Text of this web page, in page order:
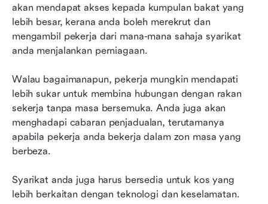
akan mendapat akses kepada kumpulan bakat yang
lebih besar, kerana anda boleh merekrut dan
mengambil pekerja dari mana-mana sahaja syarikat
anda menjalankan perniagaan.
Walau bagaimanapun, pekerja mungkin mendapati
lebih sukar untuk membina hubungan dengan rakan
sekerja tanpa masa bersemuka. Anda juga akan
menghadapi cabaran penjadualan, terutamanya
apabila pekerja anda bekerja dalam zon masa yang
berbeza.
Syarikat anda juga harus bersedia untuk kos yang
lebih berkaitan dengan teknologi dan keselamatan.